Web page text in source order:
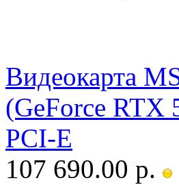
Видеокарта
(GeForce
PCI-E
107 690.00 р.